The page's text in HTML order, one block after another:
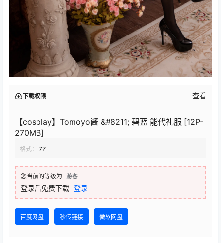
下载权限 查看
【cosplay】Tomoyo酱 &#8211; 碧蓝 能代礼服 [12P-
270MB]
格式： 7Z
您当前的等级为 游客
登录后免费下载 登录
百度网盘 秒传链接 微软网盘